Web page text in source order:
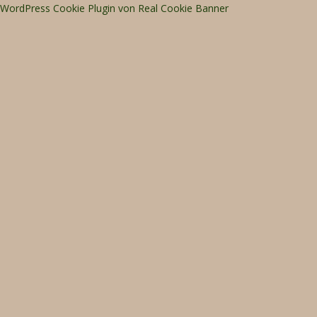
WordPress Cookie Plugin von Real Cookie Banner